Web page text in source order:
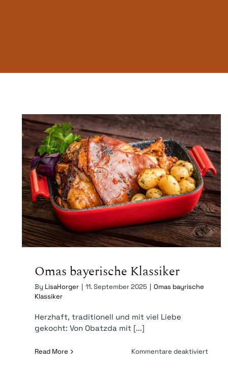
Omas bayerische Klassiker
Omas bayerische Klassiker
By LisaHorger | 11. September 2025 | Omas bayrische
Klassiker
Herzhaft, traditionell und mit viel Liebe
gekocht: Von Obatzda mit [...]
Read More Kommentare deaktiviertfür